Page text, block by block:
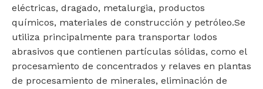
eléctricas, dragado, metalurgia, productos
químicos, materiales de construcción y petróleo.Se
utiliza principalmente para transportar lodos
abrasivos que contienen partículas sólidas, como el
procesamiento de concentrados y relaves en plantas
de procesamiento de minerales, eliminación de